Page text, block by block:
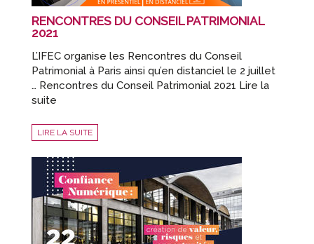
RENCONTRES DU CONSEIL PATRIMONIAL
2021
L’IFEC organise les Rencontres du Conseil
Patrimonial à Paris ainsi qu’en distanciel le 2 juillet
… Rencontres du Conseil Patrimonial 2021 Lire la
suite
LIRE LA SUITE